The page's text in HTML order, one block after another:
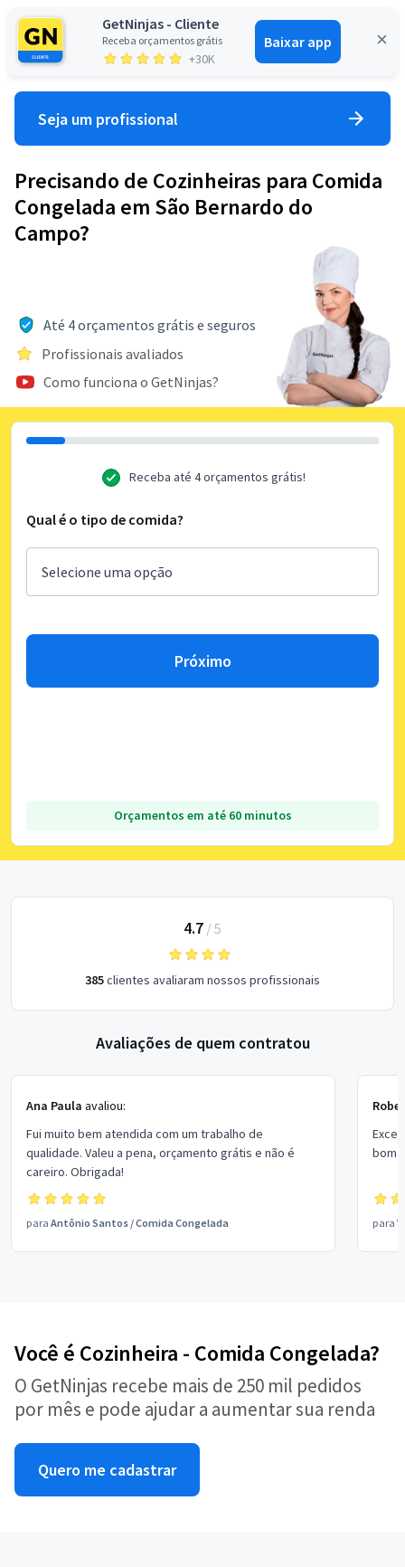
GetNinjas - Cliente
Receba orçamentos grátis
+30K
Baixar app
Entrar
Seja um profissional
Precisando de Cozinheiras para Comida
Congelada em São Bernardo do
Campo?
Até 4 orçamentos grátis e seguros
Profissionais avaliados
Como funciona o GetNinjas?
Receba até 4 orçamentos grátis!
Qual é o tipo de comida?
Próximo
Orçamentos em até 60 minutos
4.7 / 5
385clientes avaliaram nossos profissionais
Avaliações de quem contratou
Ana Paula avaliou:
Fui muito bem atendida com um trabalho de
qualidade. Valeu a pena, orçamento grátis e não é
careiro. Obrigada!
para Antônio Santos /Comida Congelada
bom
para
Você é Cozinheira - Comida Congelada?
O GetNinjas recebe mais de 250 mil pedidos
por mês e pode ajudar a aumentar sua renda
Quero me cadastrar